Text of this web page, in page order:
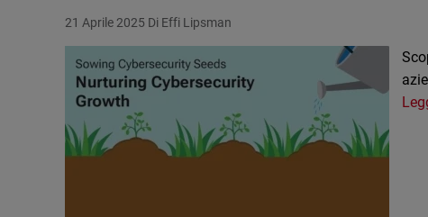
21 Aprile 2025 Di Effi Lipsman